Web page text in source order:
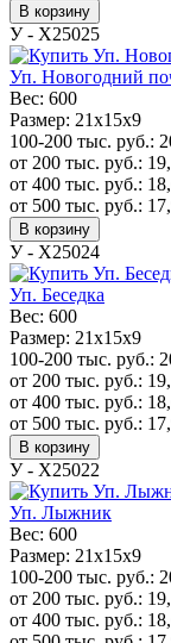
В корзину
У - Х25025
Уп. Новогодний
Вес: 600
Размер: 21х15х9
100-200 тыс. руб.:
от 200 тыс. руб.:
от 400 тыс. руб.:
от 500 тыс. руб.:
В корзину
У - Х25024
Уп. Беседка
Вес: 600
Размер: 21х15х9
100-200 тыс. руб.:
от 200 тыс. руб.:
от 400 тыс. руб.:
от 500 тыс. руб.:
В корзину
У - Х25022
Уп. Лыжник
Вес: 600
Размер: 21х15х9
100-200 тыс. руб.:
от 200 тыс. руб.:
от 400 тыс. руб.: